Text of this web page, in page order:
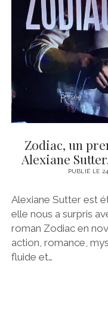
Zodiac, un
Alexiane
PUBLIÉ LE
Alexiane Sutter est
elle nous a surpris
roman Zodiac en
action, romance,
fluide et…